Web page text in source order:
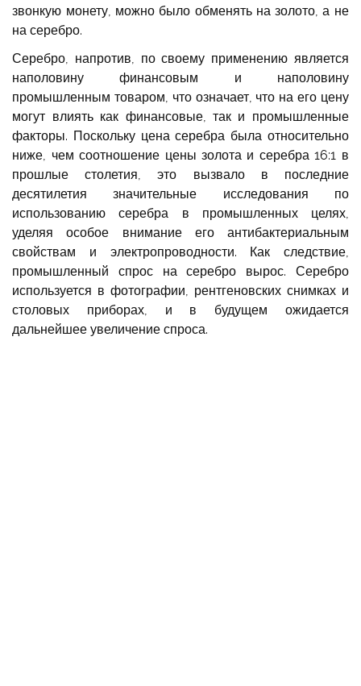
звонкую монету, можно было обменять на золото, а не
на серебро.
Серебро, напротив, по своему применению является
наполовину финансовым и наполовину
промышленным товаром, что означает, что на его цену
могут влиять как финансовые, так и промышленные
факторы. Поскольку цена серебра была относительно
ниже, чем соотношение цены золота и серебра 16:1 в
прошлые столетия, это вызвало в последние
десятилетия значительные исследования по
использованию серебра в промышленных целях,
уделяя особое внимание его антибактериальным
свойствам и электропроводности. Как следствие,
промышленный спрос на серебро вырос. Серебро
используется в фотографии, рентгеновских снимках и
столовых приборах, и в будущем ожидается
дальнейшее увеличение спроса.